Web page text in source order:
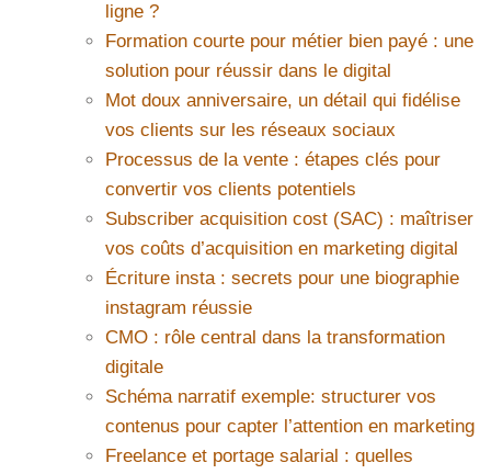
ligne ?
Formation courte pour métier bien payé : une
solution pour réussir dans le digital
Mot doux anniversaire, un détail qui fidélise
vos clients sur les réseaux sociaux
Processus de la vente : étapes clés pour
convertir vos clients potentiels
Subscriber acquisition cost (SAC) : maîtriser
vos coûts d’acquisition en marketing digital
Écriture insta : secrets pour une biographie
instagram réussie
CMO : rôle central dans la transformation
digitale
Schéma narratif exemple: structurer vos
contenus pour capter l’attention en marketing
Freelance et portage salarial : quelles